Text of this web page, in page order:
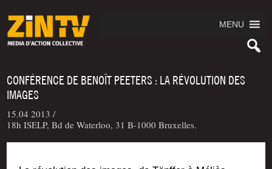
MENU
CONFÉRENCE DE BENOÎT PEETERS : LA RÉVOLUTION DES
IMAGES
15.04 2013 /
18h ISELP, Bd de Waterloo, 31 B-1000 Bruxelles.